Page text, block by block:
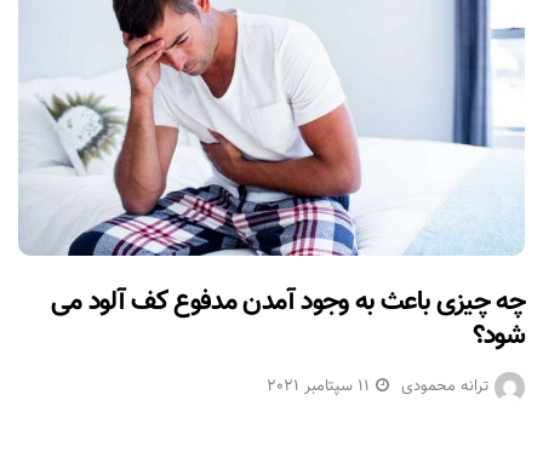
چه چیزی باعث به وجود آمدن مدفوع کف آلود می
شود؟
ترانه محمودی 11 سپتامبر 2021